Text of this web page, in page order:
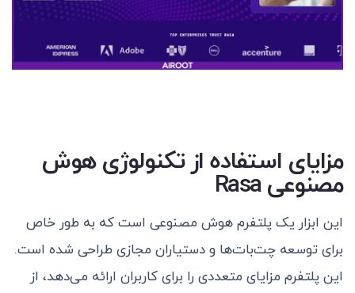
مزایای استفاده از تکنولوژی هوش
مصنوعی Rasa
این ابزار یک پلتفرم هوش مصنوعی است که به طور خاص
برای توسعه چت‌بات‌ها و دستیاران مجازی طراحی شده است.
این پلتفرم مزایای متعددی را برای کاربران ارائه می‌دهد، از